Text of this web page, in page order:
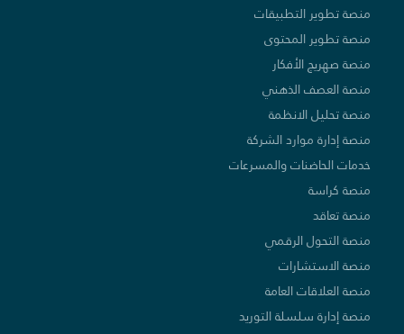
منصة تطوير التطبيقات
منصة تطوير المحتوى
منصة صهريج الأفكار
منصة العصف الذهني
منصة تحليل الانظمة
منصة إدارة موارد الشركة
خدمات الحاضنات والمسرعات
منصة كراسة
منصة تعاقد
منصة التحول الرقمي
منصة الاستشارات
منصة العلاقات العامة
منصة إدارة سلسلة التوريد